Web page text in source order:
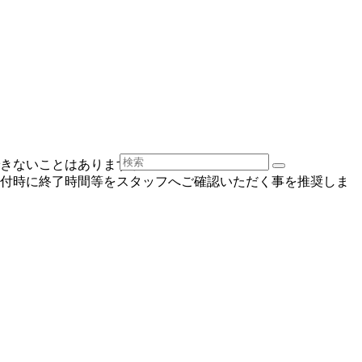
ないことはありますか？
時に終了時間等をスタッフへご確認いただく事を推奨しま